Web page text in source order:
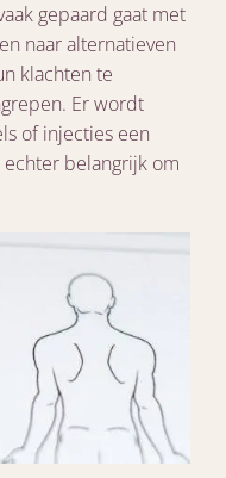
gepaard gaat met
naar alternatieven
klachten te
Er wordt
of injecties een
belangrijk om